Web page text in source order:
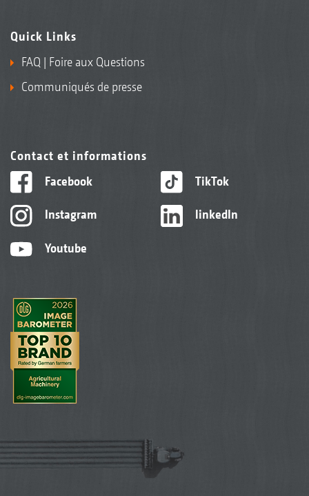
Quick Links
FAQ | Foire aux Questions
Communiqués de presse
Contact et informations
Facebook
Instagram
Youtube
TikTok
linkedIn